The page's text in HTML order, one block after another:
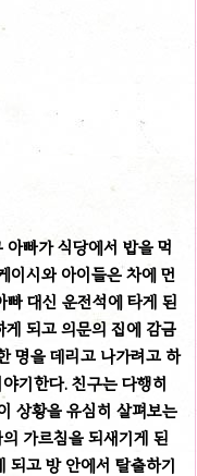
빠가 식당에서 밥을 먹
이시와 아이들은 차에 먼
대신 운전석에 타게 된
되고 의문의 집에 감금
명을 데리고 나가려고 하
기한다. 친구는 다행히
상황을 유심히 살펴보는
가르침을 되새기게 된
되고 방 안에서 탈출하기